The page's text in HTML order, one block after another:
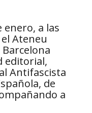
enero, a las
Ateneu
editorial,
Antifascista
de
a